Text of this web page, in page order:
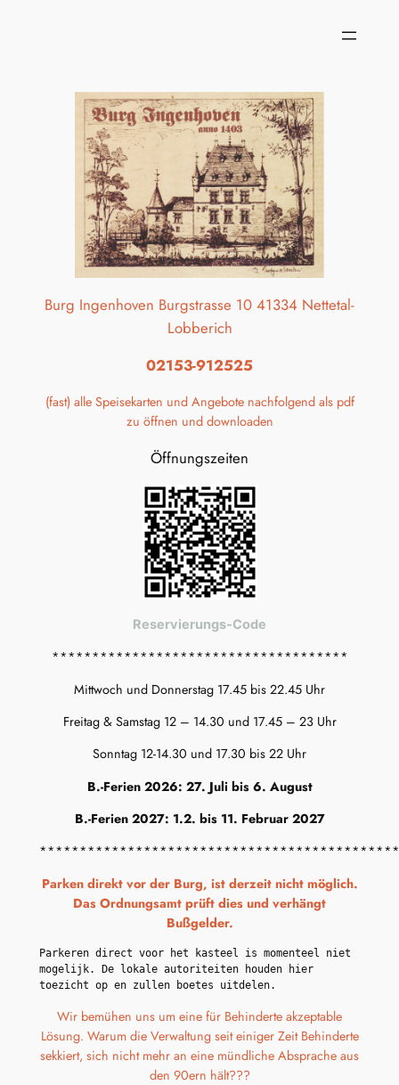
Burg Ingenhoven Burgstrasse 10 41334 Nettetal-
Lobberich
02153-912525
(fast) alle Speisekarten und Angebote nachfolgend als pdf
zu öffnen und downloaden
Öffnungszeiten
Reservierungs-Code
*************************************
Mittwoch und Donnerstag 17.45 bis 22.45 Uhr
Freitag & Samstag 12 – 14.30 und 17.45 – 23 Uhr
Sonntag 12-14.30 und 17.30 bis 22 Uhr
B.-Ferien 2026: 27. Juli bis 6. August
B.-Ferien 2027: 1.2. bis 11. Februar 2027
Parken direkt vor der Burg, ist derzeit nicht möglich.
Das Ordnungsamt prüft dies und verhängt
Bußgelder.
Parkeren direct voor het kasteel is momenteel niet
mogelijk. De lokale autoriteiten houden hier
toezicht op en zullen boetes uitdelen.
Wir bemühen uns um eine für Behinderte akzeptable
Lösung. Warum die Verwaltung seit einiger Zeit Behinderte
sekkiert, sich nicht mehr an eine mündliche Absprache aus
den 90ern hält???